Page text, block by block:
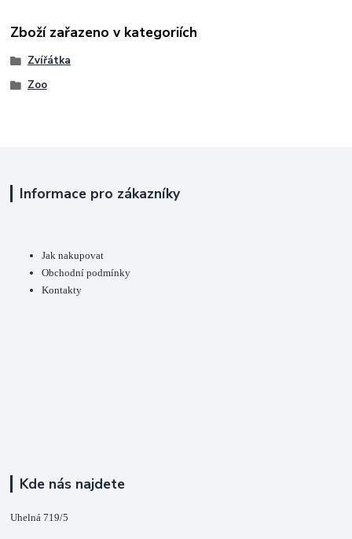
Zboží zařazeno v kategoriích
Zvířátka
Zoo
Informace pro zákazníky
Jak nakupovat
Obchodní podmínky
Kontakty
Kde nás najdete
Uhelná 719/5